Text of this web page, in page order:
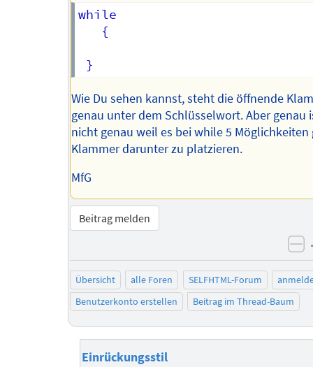
while
   {
Wie Du sehen kannst, steht die öffnende
genau unter dem Schlüsselwort. Aber genau
nicht genau weil es bei while 5 Möglichkeiten
Klammer darunter zu platzieren.
MfG
Beitrag melden
Übersicht alle Foren SELFHTML-Forum
Benutzerkonto erstellen
Beitrag im Thread-Baum
Einrückungsstil